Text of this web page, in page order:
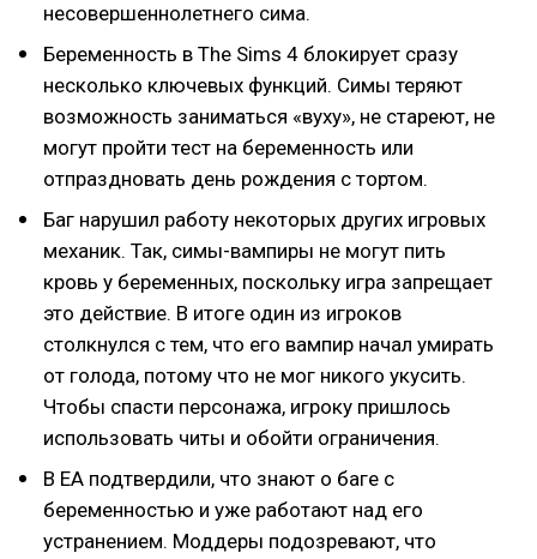
несовершеннолетнего сима.
Беременность в The Sims 4 блокирует сразу
несколько ключевых функций. Симы теряют
возможность заниматься «вуху», не стареют, не
могут пройти тест на беременность или
отпраздновать день рождения с тортом.
Баг нарушил работу некоторых других игровых
механик. Так, симы-вампиры не могут пить
кровь у беременных, поскольку игра запрещает
это действие. В итоге один из игроков
столкнулся с тем, что его вампир начал умирать
от голода, потому что не мог никого укусить.
Чтобы спасти персонажа, игроку пришлось
использовать читы и обойти ограничения.
В EA подтвердили, что знают о баге с
беременностью и уже работают над его
устранением. Моддеры подозревают, что